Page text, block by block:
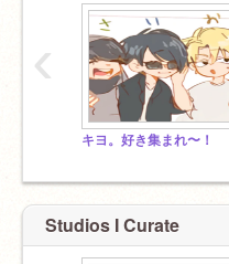
キヨ。好き集まれ〜！
‹
Studios I Curate